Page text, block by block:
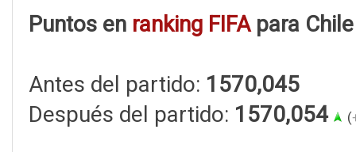
Puntos en ranking FIFApara Chile
Antes del partido: 1570,045
Después del partido: 1570,054 (